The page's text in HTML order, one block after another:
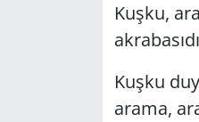
Kuşku,
Kuşku
arama,